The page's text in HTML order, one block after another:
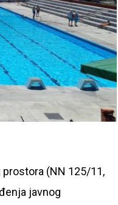
prostora (NN 125/11,
javnog